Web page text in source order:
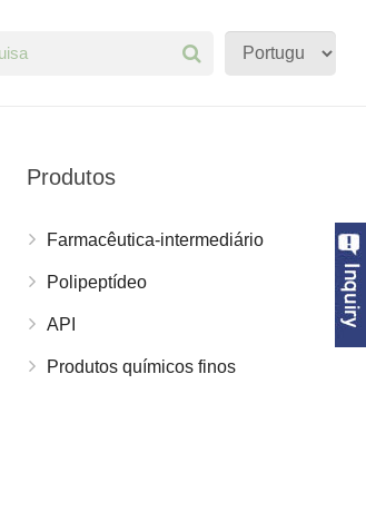
Produtos
Farmacêutica-intermediário
Polipeptídeo
API
Produtos químicos finos